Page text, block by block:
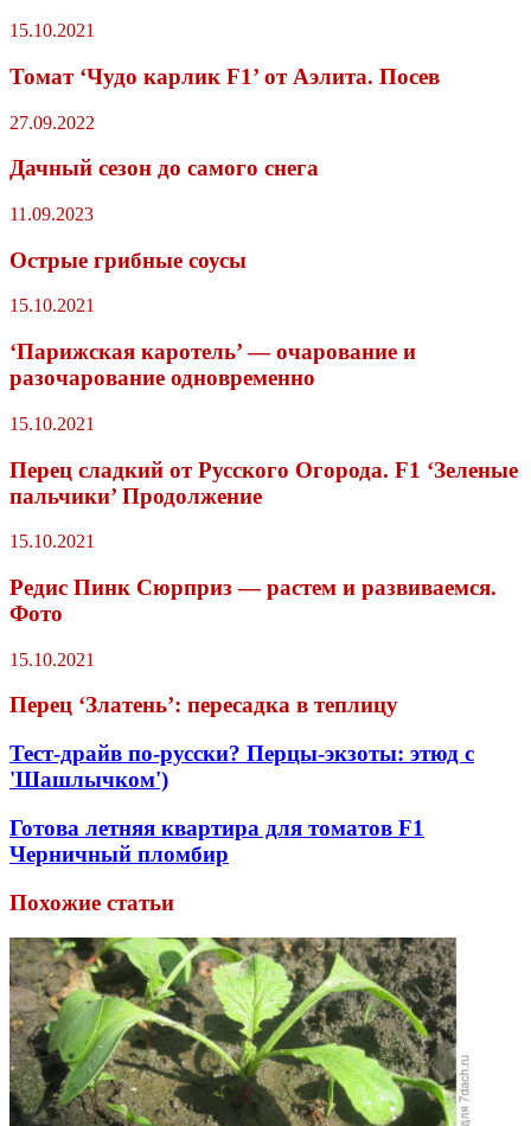
15.10.2021
Томат ‘Чудо карлик F1’ от Аэлита. Посев
27.09.2022
Дачный сезон до самого снега
11.09.2023
Острые грибные соусы⁠⁠
15.10.2021
‘Парижская каротель’ — очарование и
разочарование одновременно
15.10.2021
Перец сладкий от Русского Огорода. F1 ‘Зеленые
пальчики’ Продолжение
15.10.2021
Редис Пинк Сюрприз — растем и развиваемся.
Фото
15.10.2021
Перец ‘Златень’: пересадка в теплицу
Тест-драйв по-русски? Перцы-экзоты: этюд с
'Шашлычком')
Готова летняя квартира для томатов F1
Черничный пломбир
Похожие статьи